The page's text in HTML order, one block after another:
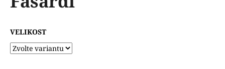
z
VELIKOST
e
m
e